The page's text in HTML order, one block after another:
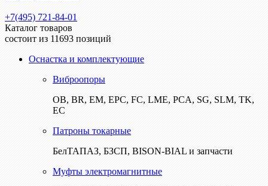
+7(495) 721-84-01
Каталог товаров
состоит из 11693 позиций
Оснастка и комплектующие
Виброопоры
ОВ, BR, EM, EPC, FC, LME, PCA, SG, SLM, TK,
EC
Патроны токарные
БелТАПАЗ, БЗСП, BISON-BIAL и запчасти
Муфты электромагнитные